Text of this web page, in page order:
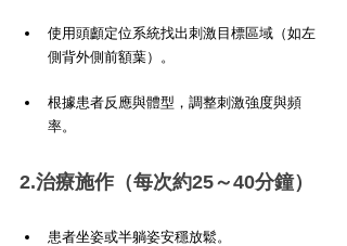
使用頭顱定位系統找出刺激目標區域（如左
側背外側前額葉）。
根據患者反應與體型，調整刺激強度與頻
率。
2.治療施作（每次約25～40分鐘）
患者坐姿或半躺姿安穩放鬆。